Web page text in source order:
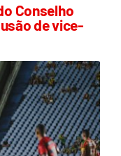
Conselho
de vice-